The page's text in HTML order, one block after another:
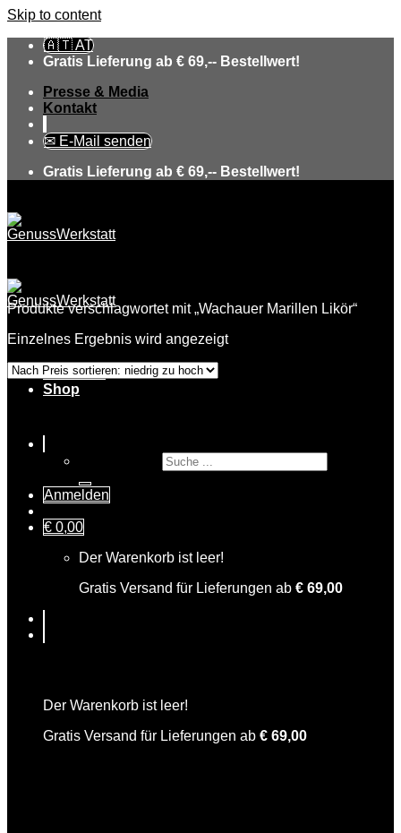
Skip to content
🇦🇹 AT
Gratis Lieferung ab € 69,-- Bestellwert!
Presse & Media
Kontakt
✉ E-Mail senden
Gratis Lieferung ab € 69,-- Bestellwert!
Über uns
Shop
Anmelden
€ 0,00
Der Warenkorb ist leer!
Gratis Versand für Lieferungen ab € 69,00
Der Warenkorb ist leer!
Gratis Versand für Lieferungen ab € 69,00
Produkte verschlagwortet mit „Wachauer Marillen Likör“
Einzelnes Ergebnis wird angezeigt